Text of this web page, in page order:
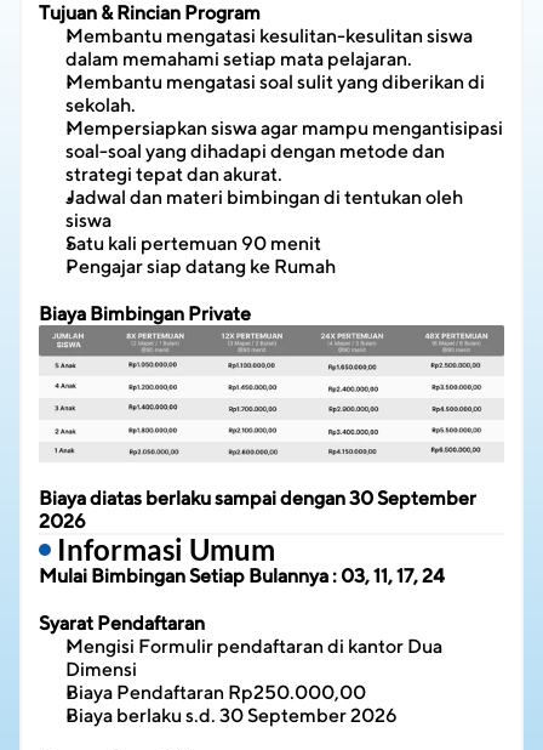
Tujuan & Rincian Program
Membantu mengatasi kesulitan-kesulitan siswa
dalam memahami setiap mata pelajaran.
Membantu mengatasi soal sulit yang diberikan di
sekolah.
Mempersiapkan siswa agar mampu mengantisipasi
soal-soal yang dihadapi dengan metode dan
strategi tepat dan akurat.
Jadwal dan materi bimbingan di tentukan oleh
siswa
Satu kali pertemuan 90 menit
Pengajar siap datang ke Rumah
Biaya Bimbingan Private
Biaya diatas berlaku sampai dengan 30 September
2026
Informasi Umum
Mulai Bimbingan Setiap Bulannya : 03, 11, 17, 24
Syarat Pendaftaran
Mengisi Formulir pendaftaran di kantor Dua
Dimensi
Biaya Pendaftaran Rp250.000,00
Biaya berlaku s.d. 30 September 2026